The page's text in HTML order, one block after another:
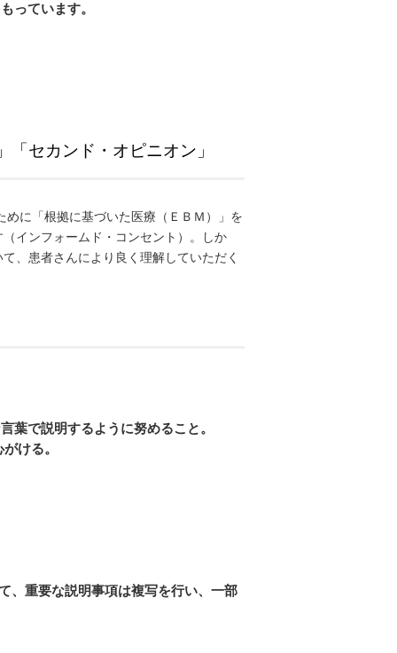
っています。
セカンド・オピニオン」
に「根拠に基づいた医療（ＥＢＭ）」を
インフォームド・コンセント）。しか
、患者さんにより良く理解していただく
葉で説明するように努めること。
ける。
、重要な説明事項は複写を行い、一部